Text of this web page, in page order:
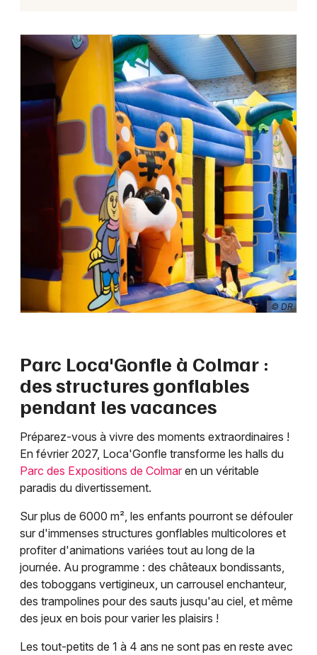
Mon email
Je m'abonne
© DR
Parc Loca'Gonfle à Colmar :
des structures gonflables
pendant les vacances
Préparez-vous à vivre des moments extraordinaires !
En février 2027, Loca'Gonfle transforme les halls du
Parc des Expositions de Colmar en un véritable
paradis du divertissement.
Sur plus de 6000 m², les enfants pourront se défouler
sur d'immenses structures gonflables multicolores et
profiter d'animations variées tout au long de la
journée. Au programme : des châteaux bondissants,
des toboggans vertigineux, un carrousel enchanteur,
des trampolines pour des sauts jusqu'au ciel, et même
des jeux en bois pour varier les plaisirs !
Les tout-petits de 1 à 4 ans ne sont pas en reste avec